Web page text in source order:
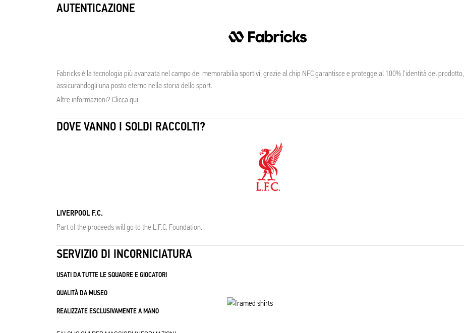
AUTENTICAZIONE
Fabricks è la tecnologia più avanzata nel campo dei memorabilia sportivi; grazie al chip NFC garantisce e protegge al 100% l'identità del prodotto,
assicurandogli una posto eterno nella storia dello sport.
Altre informazioni? Clicca qui.
DOVE VANNO I SOLDI RACCOLTI?
LIVERPOOL F.C.
Part of the proceeds will go to the L.F.C. Foundation.
SERVIZIO DI INCORNICIATURA
USATI DA TUTTE LE SQUADRE E GIOCATORI
QUALITÀ DA MUSEO
REALIZZATE ESCLUSIVAMENTE A MANO